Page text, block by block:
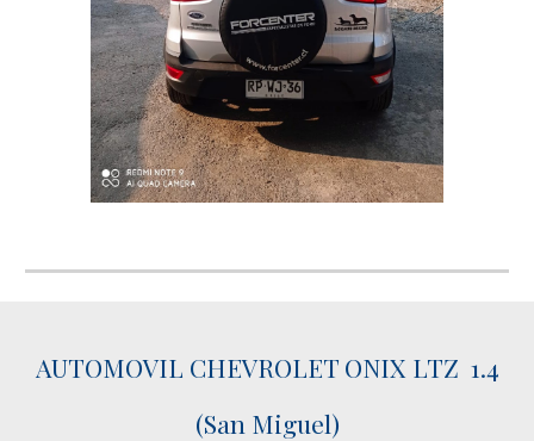
AUTOMOVIL CHEVROLET ONIX LTZ 1.4
(San Miguel)